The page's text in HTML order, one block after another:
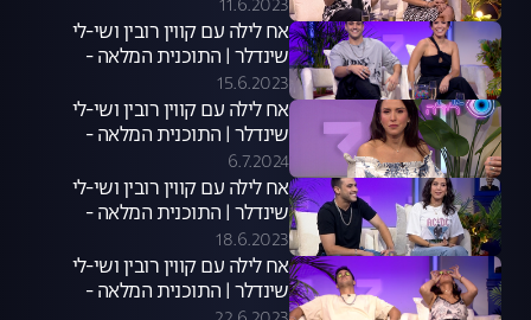
11.6.2023
אח לילה עם קווין רובין ושי-לי
שינדלר | התוכנית המלאה -
14.06.23
15.6.2023
אח לילה עם קווין רובין ושי-לי
שינדלר | התוכנית המלאה -
06.07.24
6.7.2024
אח לילה עם קווין רובין ושי-לי
שינדלר | התוכנית המלאה -
15.06.23
18.6.2023
אח לילה עם קווין רובין ושי-לי
שינדלר | התוכנית המלאה -